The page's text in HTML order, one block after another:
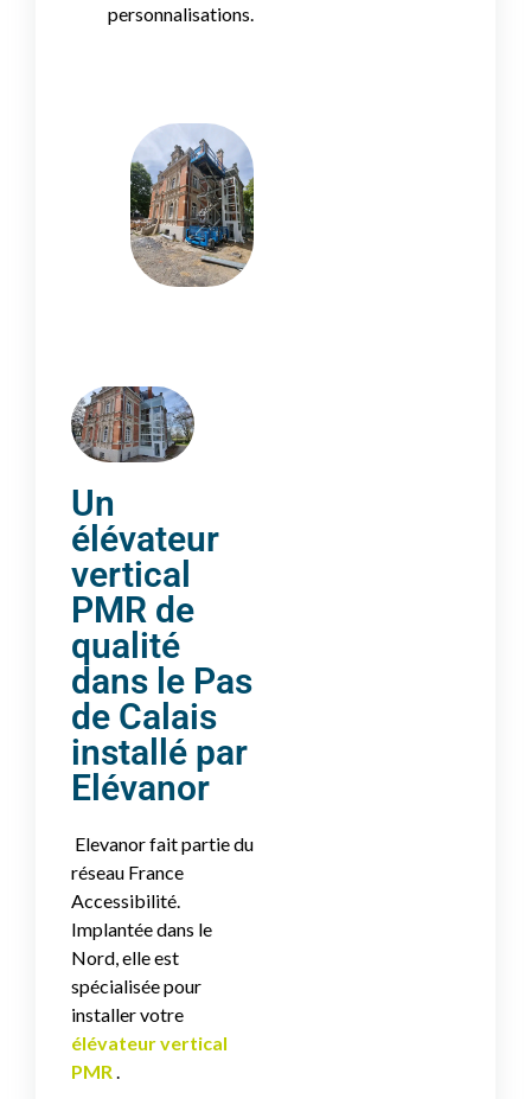
personnalisations.
Un
élévateur
vertical
PMR de
qualité
dans le Pas
de Calais
installé par
Elévanor
Elevanor fait partie du
réseau France
Accessibilité.
Implantée dans le
Nord, elle est
spécialisée pour
installer votre
élévateur vertical
PMR.